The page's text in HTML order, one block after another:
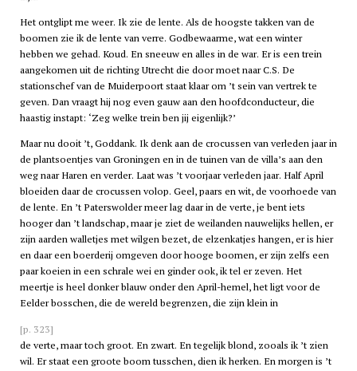
Het ontglipt me weer. Ik zie de lente. Als de hoogste takken van de
boomen zie ik de lente van verre. Godbewaarme, wat een winter
hebben we gehad. Koud. En sneeuw en alles in de war. Er is een trein
aangekomen uit de richting Utrecht die door moet naar C.S. De
stationschef van de Muiderpoort staat klaar om ’t sein van vertrek te
geven. Dan vraagt hij nog even gauw aan den hoofdconducteur, die
haastig instapt: ‘Zeg welke trein ben jij eigenlijk?’
Maar nu dooit ’t, Goddank. Ik denk aan de crocussen van verleden jaar in
de plantsoentjes van Groningen en in de tuinen van de villa’s aan den
weg naar Haren en verder. Laat was ’t voorjaar verleden jaar. Half April
bloeiden daar de crocussen volop. Geel, paars en wit, de voorhoede van
de lente. En ’t Paterswolder meer lag daar in de verte, je bent iets
hooger dan ’t landschap, maar je ziet de weilanden nauwelijks hellen, er
zijn aarden walletjes met wilgen bezet, de elzenkatjes hangen, er is hier
en daar een boerderij omgeven door hooge boomen, er zijn zelfs een
paar koeien in een schrale wei en ginder ook, ik tel er zeven. Het
meertje is heel donker blauw onder den April-hemel, het ligt voor de
Eelder bosschen, die de wereld begrenzen, die zijn klein in
[p. 323]
de verte, maar toch groot. En zwart. En tegelijk blond, zooals ik ’t zien
wil. Er staat een groote boom tusschen, dien ik herken. En morgen is ’t